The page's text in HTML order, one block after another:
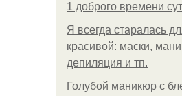
1 доброго времени
Я всегда старалась
красивой: маски,
депиляция и тп.
Голубой маникюр с